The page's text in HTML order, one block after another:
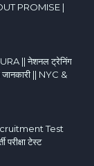
PROMISE |
|| नेशनल ट्रेनिंग
|| NYC &
Test
टेस्ट